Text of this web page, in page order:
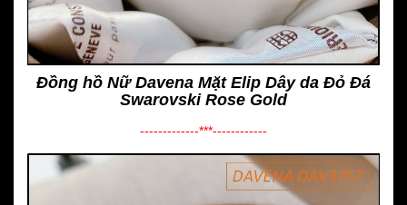
Đồng hồ Nữ Davena Mặt Elip Dây da Đỏ Đá
Swarovski Rose Gold
-------------***------------